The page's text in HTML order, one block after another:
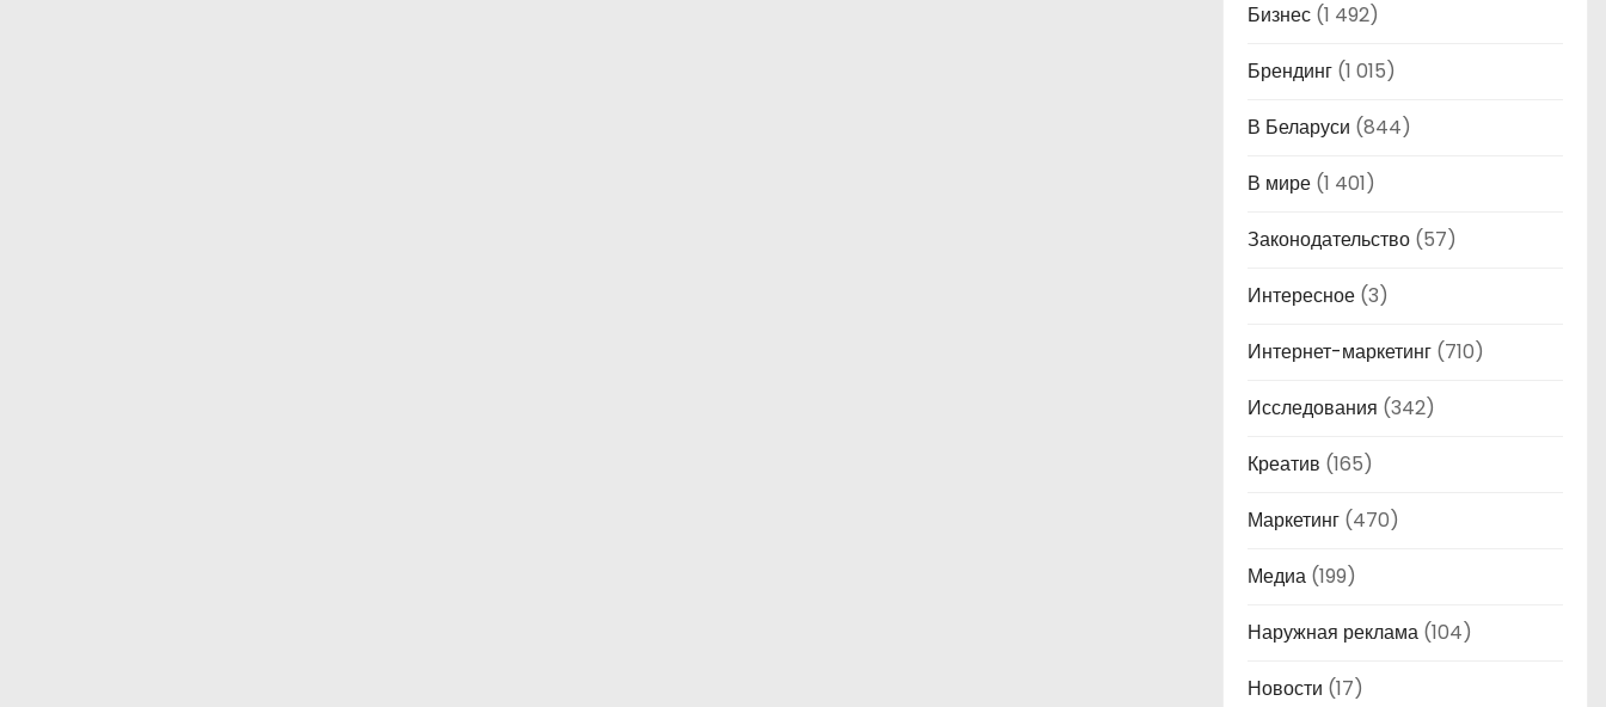
Бизнес (1 492)
Брендинг (1 015)
В Беларуси (844)
В мире (1 401)
Законодательство (57)
Интересное (3)
Интернет-маркетинг (710)
Исследования (342)
Креатив (165)
Маркетинг (470)
Медиа (199)
Наружная реклама (104)
Новости (17)